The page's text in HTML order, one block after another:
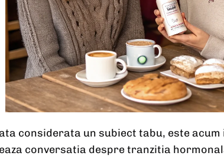
considerata un subiect tabu, este
conversatia despre tranzitia